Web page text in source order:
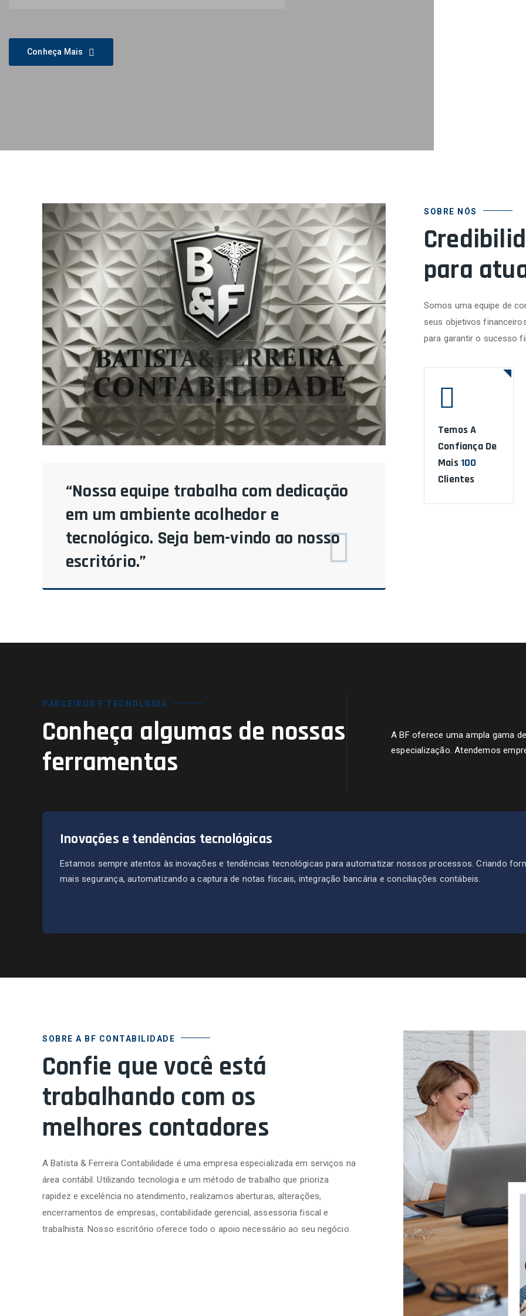
Conheça Mais
“Nossa equipe trabalha com dedicação
em um ambiente acolhedor e
tecnológico. Seja bem-vindo ao nosso
escritório.”
SOBRE NÓS
para
Somos uma equipe de
seus objetivos
para garantir o sucesso
Temos A
Confiança De
Mais 100
Clientes
PARCEIROS E TECNOLOGIA
Conheça algumas de nossas
ferramentas
A BF oferece uma ampla gama
especialização. Atendemos
Inovações e tendências tecnológicas
Estamos sempre atentos às inovações e tendências tecnológicas para automatizar nossos processos. Criando
mais segurança, automatizando a captura de notas fiscais, integração bancária e conciliações contábeis.
SOBRE A BF CONTABILIDADE
Confie que você está
trabalhando com os
melhores contadores
A Batista & Ferreira Contabilidade é uma empresa especializada em serviços na
área contábil. Utilizando tecnologia e um método de trabalho que prioriza
rapidez e excelência no atendimento, realizamos aberturas, alterações,
encerramentos de empresas, contabilidade gerencial, assessoria fiscal e
trabalhista. Nosso escritório oferece todo o apoio necessário ao seu negócio.